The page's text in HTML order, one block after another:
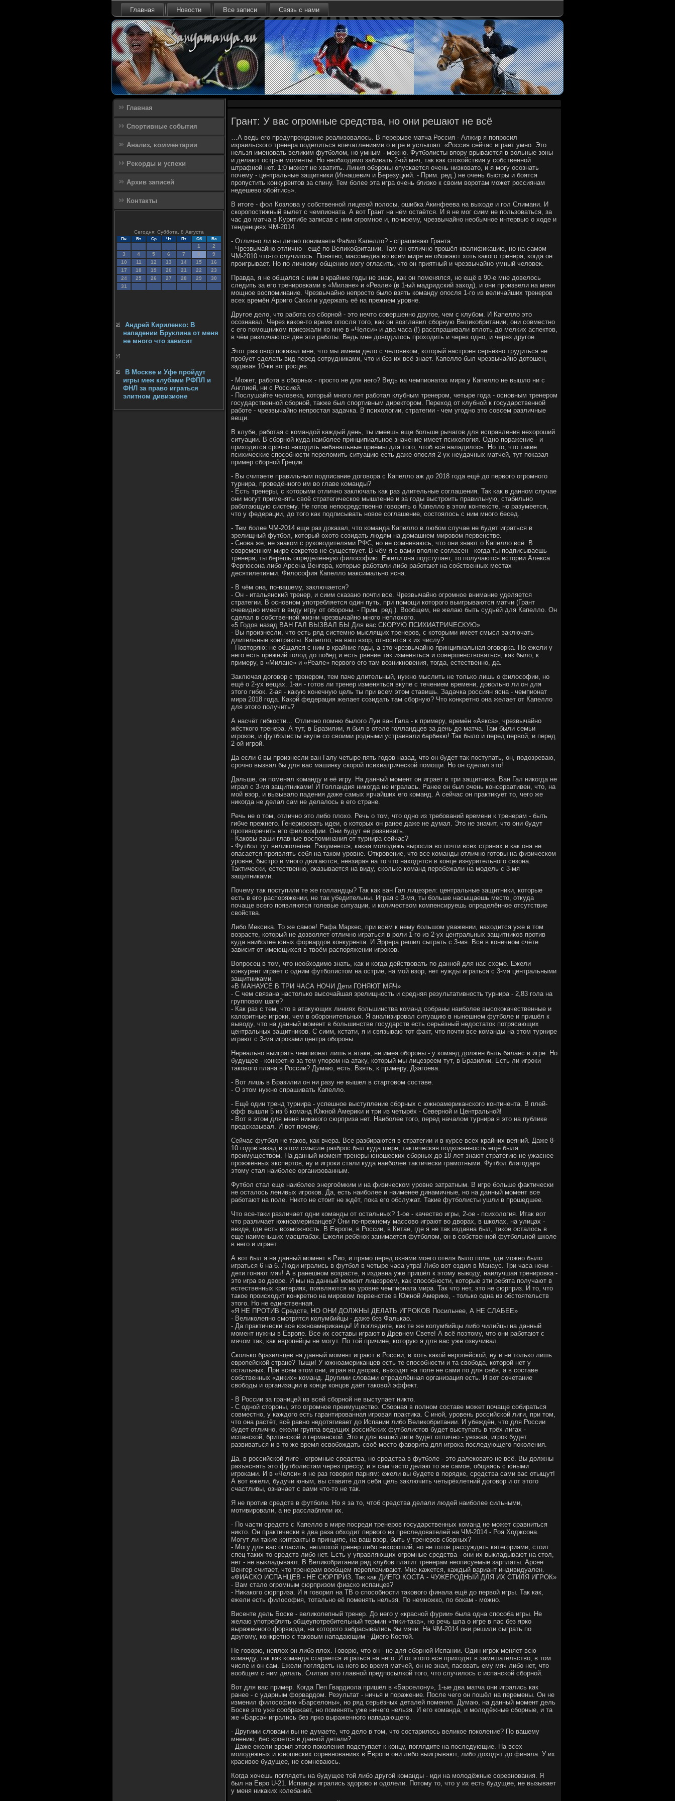
Главная Новости Все записи Связь с нами
Главная
Спортивные события
Анализ, комментарии
Рекорды и успехи
Архив записей
Контакты
Сегодня: Суббота, 8 Августа
Пн Вт Ср Чт Пт Сб Вс
1
2
3
4 5 6 7 8
9
10
11 12 13 14 15
16
17
18 19 20 21 22
23
24
25 26 27 28 29
30
31
Андрей Кириленко: В
нападении Бруклина от меня
не много что зависит
В Москве и Уфе пройдут
игры меж клубами РФПЛ и
ФНЛ за право играться
элитном дивизионе
Грант: У вас огромные средства, но они решают не всё
…А ведь его предупреждение реализовалось. В перерыве матча Россия - Алжир я попросил
израильского тренера поделиться впечатлениями о игре и услышал: «Россия сейчас играет умно. Это
нельзя именовать великим футболом, но умным - можно. Футболисты впору врываются в вольные зоны
и делают острые моменты. Но необходимо забивать 2-ой мяч, так как спокойствия у собственной
штрафной нет. 1:0 может не хватить. Линия обороны опускается очень низковато, и я могу осознать
почему - центральные защитники (Игнашевич и Березуцкий. - Прим. ред.) не очень быстры и боятся
пропустить конкурентов за спину. Тем более эта игра очень близко к своим воротам может россиянам
недешево обойтись».
В итоге - фол Козлова у собственной лицевой полосы, ошибка Акинфеева на выходе и гол Слимани. И
скоропостижный вылет с чемпионата. А вот Грант на нём остаётся. И я не мог сиим не пользоваться, за
час до матча в Куритибе записав с ним огромное и, по-моему, чрезвычайно необычное интервью о ходе и
тенденциях ЧМ-2014.
- Отлично ли вы лично понимаете Фабио Капелло? - спрашиваю Гранта.
- Чрезвычайно отлично - ещё по Великобритании. Там он отлично прошёл квалификацию, но на самом
ЧМ-2010 что-то случилось. Понятно, массмедиа во всём мире не обожают хоть какого тренера, когда он
проигрывает. Но по личному общению могу огласить, что он приятный и чрезвычайно умный человек.
Правда, я не общался с ним в крайние годы не знаю, как он поменялся, но ещё в 90-е мне довелось
следить за его тренировками в «Милане» и «Реале» (в 1-ый мадридский заход), и они произвели на меня
мощное воспоминание. Чрезвычайно непросто было взять команду опосля 1-го из величайших тренеров
всех времён Арриго Сакки и удержать её на прежнем уровне.
Другое дело, что работа со сборной - это нечто совершенно другое, чем с клубом. И Капелло это
осознавал. Через какое-то время опосля того, как он возглавил сборную Великобритании, они совместно
с его помощником приезжали ко мне в «Челси» и два часа (!) расспрашивали вплоть до мелких аспектов,
в чём различаются две эти работы. Ведь мне доводилось проходить и через одно, и через другое.
Этот разговор показал мне, что мы имеем дело с человеком, который настроен серьёзно трудиться не
пробует сделать вид перед сотрудниками, что и без их всё знает. Капелло был чрезвычайно дотошен,
задавая 10-ки вопросцев.
- Может, работа в сборных - просто не для него? Ведь на чемпионатах мира у Капелло не вышло ни с
Англией, ни с Россией.
- Послушайте человека, который много лет работал клубным тренером, четыре года - основным тренером
государственной сборной, также был спортивным директором. Переход от клубной к государственной
работе - чрезвычайно непростая задачка. В психологии, стратегии - чем угодно это совсем различные
вещи.
В клубе, работая с командой каждый день, ты имеешь еще больше рычагов для исправления нехороший
ситуации. В сборной куда наиболее принципиальное значение имеет психология. Одно поражение - и
приходится срочно находить небанальные приёмы для того, чтоб всё наладилось. Но то, что такие
психические способности переломить ситуацию есть даже опосля 2-ух неудачных матчей, тут показал
пример сборной Греции.
- Вы считаете правильным подписание договора с Капелло аж до 2018 года ещё до первого огромного
турнира, проведённого им во главе команды?
- Есть тренеры, с которыми отлично заключать как раз длительные соглашения. Так как в данном случае
они могут применять своё стратегическое мышление и за годы выстроить правильную, стабильно
работающую систему. Не готов непосредственно говорить о Капелло в этом контексте, но разумеется,
что у федерации, до того как подписывать новое соглашение, состоялось с ним много бесед.
- Тем более ЧМ-2014 еще раз доказал, что команда Капелло в любом случае не будет играться в
зрелищный футбол, который охото созидать людям на домашнем мировом первенстве.
- Снова же, не знаком с руководителями РФС, но не сомневаюсь, что они знают о Капелло всё. В
современном мире секретов не существует. В чём я с вами вполне согласен - когда ты подписываешь
тренера, ты берёшь определённую философию. Ежели она подступает, то получаются истории Алекса
Фергюсона либо Арсена Венгера, которые работали либо работают на собственных местах
десятилетиями. Философия Капелло максимально ясна.
- В чём она, по-вашему, заключается?
- Он - итальянский тренер, и сиим сказано почти все. Чрезвычайно огромное внимание уделяется
стратегии. В основном употребляется один путь, при помощи которого выигрываются матчи (Грант
очевидно имеет в виду игру от обороны. - Прим. ред.). Вообщем, не желаю быть судьёй для Капелло. Он
сделал в собственной жизни чрезвычайно много неплохого.
«5 Годов назад ВАН ГАЛ ВЫЗВАЛ БЫ Для вас СКОРУЮ ПСИХИАТРИЧЕСКУЮ»
- Вы произнесли, что есть ряд системно мыслящих тренеров, с которыми имеет смысл заключать
длительные контракты. Капелло, на ваш взор, относится к их числу?
- Повторяю: не общался с ним в крайние годы, а это чрезвычайно принципиальная оговорка. Но ежели у
него есть прежний голод до побед и есть рвение так изменяться и совершенствоваться, как было, к
примеру, в «Милане» и «Реале» первого его там возникновения, тогда, естественно, да.
Заключая договор с тренером, тем паче длительный, нужно мыслить не только лишь о философии, но
ещё о 2-ух вещах. 1-ая - готов ли тренер изменяться вкупе с течением времени, довольно ли он для
этого гибок. 2-ая - какую конечную цель ты при всем этом ставишь. Задачка россиян ясна - чемпионат
мира 2018 года. Какой федерация желает созидать там сборную? Что конкретно она желает от Капелло
для этого получить?
А насчёт гибкости… Отлично помню былого Луи ван Гала - к примеру, времён «Аякса», чрезвычайно
жёсткого тренера. А тут, в Бразилии, я был в отеле голландцев за день до матча. Там были семьи
игроков, и футболисты вкупе со своими родными устраивали барбекю! Так было и перед первой, и перед
2-ой игрой.
Да если б вы произнесли ван Галу четыре-пять годов назад, что он будет так поступать, он, подозреваю,
срочно вызвал бы для вас машинку скорой психиатрической помощи. Но он сделал это!
Дальше, он поменял команду и её игру. На данный момент он играет в три защитника. Ван Гал никогда не
играл с 3-мя защитниками! И Голландия никогда не игралась. Ранее он был очень консервативен, что, на
мой взор, и вызывало падения даже самых ярчайших его команд. А сейчас он практикует то, чего же
никогда не делал сам не делалось в его стране.
Речь не о том, отлично это либо плохо. Речь о том, что одно из требований времени к тренерам - быть
гибче прежнего. Генерировать идеи, о которых он ранее даже не думал. Это не значит, что они будут
противоречить его философии. Они будут её развивать.
- Каковы ваши главные воспоминания от турнира сейчас?
- Футбол тут великолепен. Разумеется, какая молодёжь выросла во почти всех странах и как она не
опасается проявлять себя на таком уровне. Откровение, что все команды отлично готовы на физическом
уровне, быстро и много двигаются, невзирая на то что находятся в конце изнурительного сезона.
Тактически, естественно, оказывается на виду, сколько команд перебежали на модель с 3-мя
защитниками.
Почему так поступили те же голландцы? Так как ван Гал лицезрел: центральные защитники, которые
есть в его распоряжении, не так убедительны. Играя с 3-мя, ты больше насыщаешь место, откуда
почаще всего появляются голевые ситуации, и количеством компенсируешь определённое отсутствие
свойства.
Либо Мексика. То же самое! Рафа Маркес, при всём к нему большом уважении, находится уже в том
возрасте, который не дозволяет отлично играться в роли 1-го из 2-ух центральных защитников против
куда наиболее юных форвардов конкурента. И Эррера решил сыграть с 3-мя. Всё в конечном счёте
зависит от имеющихся в твоём распоряжении игроков.
Вопросец в том, что необходимо знать, как и когда действовать по данной для нас схеме. Ежели
конкурент играет с одним футболистом на острие, на мой взор, нет нужды играться с 3-мя центральными
защитниками.
«В МАНАУСЕ В ТРИ ЧАСА НОЧИ Дети ГОНЯЮТ МЯЧ»
- С чем связана настолько высочайшая зрелищность и средняя результативность турнира - 2,83 гола на
групповом шаге?
- Как раз с тем, что в атакующих линиях большинства команд собраны наиболее высококачественные и
калоритные игроки, чем в оборонительных. Я анализировал ситуацию в нынешнем футболе и пришёл к
выводу, что на данный момент в большинстве государств есть серьёзный недостаток потрясающих
центральных защитников. С сиим, кстати, я и связываю тот факт, что почти все команды на этом турнире
играют с 3-мя игроками центра обороны.
Нереально выиграть чемпионат лишь в атаке, не имея обороны - у команд должен быть баланс в игре. Но
будущее - конкретно за тем упором на атаку, который мы лицезреем тут, в Бразилии. Есть ли игроки
такового плана в России? Думаю, есть. Взять, к примеру, Дзагоева.
- Вот лишь в Бразилии он ни разу не вышел в стартовом составе.
- О этом нужно спрашивать Капелло.
- Ещё один тренд турнира - успешное выступление сборных с южноамериканского континента. В плей-
офф вышли 5 из 6 команд Южной Америки и три из четырёх - Северной и Центральной!
- Вот в этом для меня никакого сюрприза нет. Наиболее того, перед началом турнира я это на публике
предсказывал. И вот почему.
Сейчас футбол не таков, как вчера. Все разбираются в стратегии и в курсе всех крайних веяний. Даже 8-
10 годов назад в этом смысле разброс был куда шире, тактическая подкованность ещё была
преимуществом. На данный момент тренеры юношеских сборных до 18 лет знают стратегию не ужаснее
прожжённых экспертов, ну и игроки стали куда наиболее тактически грамотными. Футбол благодаря
этому стал наиболее организованным.
Футбол стал еще наиболее энергоёмким и на физическом уровне затратным. В игре больше фактически
не осталось ленивых игроков. Да, есть наиболее и наименее динамичные, но на данный момент все
работают на поле. Никто не стоит не ждёт, пока его обслужат. Такие футболисты ушли в прошедшее.
Что все-таки различает одни команды от остальных? 1-ое - качество игры, 2-ое - психология. Итак вот
что различает южноамериканцев? Они по-прежнему массово играют во дворах, в школах, на улицах -
везде, где есть возможность. В Европе, в России, в Китае, где я не так издавна был, такое осталось в
еще наименьших масштабах. Ежели ребёнок занимается футболом, он в собственной футбольной школе
в него и играет.
А вот был я на данный момент в Рио, и прямо перед окнами моего отеля было поле, где можно было
играться 6 на 6. Люди игрались в футбол в четыре часа утра! Либо вот ездил в Манаус. Три часа ночи -
дети гоняют мяч! А в ранешном возрасте, я издавна уже пришёл к этому выводу, наилучшая тренировка -
это игра во дворе. И мы на данный момент лицезреем, как способности, которые эти ребята получают в
естественных критериях, появляются на уровне чемпионата мира. Так что нет, это не сюрприз. И то, что
такое происходит конкретно на мировом первенстве в Южной Америке, - только одна из обстоятельств
этого. Но не единственная.
«Я НЕ ПРОТИВ Средств, НО ОНИ ДОЛЖНЫ ДЕЛАТЬ ИГРОКОВ Посильнее, А НЕ СЛАБЕЕ»
- Великолепно смотрятся колумбийцы - даже без Фалькао.
- Да практически все южноамериканцы! И поглядите, как те же колумбийцы либо чилийцы на данный
момент нужны в Европе. Все их составы играют в Древнем Свете! А всё поэтому, что они работают с
мячом так, как европейцы не могут. По той причине, которую я для вас уже озвучивал.
Сколько бразильцев на данный момент играют в России, в хоть какой европейской, ну и не только лишь
европейской стране? Тыщи! У южноамериканцев есть те способности и та свобода, которой нет у
остальных. При всем этом они, играя во дворах, выходят на поле не сами по для себя, а в составе
собственных «диких» команд. Другими словами определённая организация есть. И вот сочетание
свободы и организации в конце концов даёт таковой эффект.
- В России за границей из всей сборной не выступает никто.
- С одной стороны, это огромное преимущество. Сборная в полном составе может почаще собираться
совместно, у каждого есть гарантированная игровая практика. С иной, уровень российской лиги, при том,
что она растёт, всё равно недотягивает до Испании либо Великобритании. И убеждён, что для России
будет отлично, ежели группа ведущих российских футболистов будет выступать в трёх лигах -
испанской, британской и германской. Это и для вашей лиги будет отлично - уезжая, игрок будет
развиваться и в то же время освобождать своё место фаворита для игрока последующего поколения.
Да, в российской лиге - огромные средства, но средства в футболе - это далековато не всё. Вы должны
разъяснять это футболистам через прессу, и я сам часто делаю то же самое, общаясь с юными
игроками. И в «Челси» я не раз говорил парням: ежели вы будете в порядке, средства сами вас отыщут!
А вот ежели, будучи юным, вы ставите для себя цель заключить четырёхлетний договор и от этого
счастливы, означает с вами что-то не так.
Я не против средств в футболе. Но я за то, чтоб средства делали людей наиболее сильными,
мотивировали, а не расслабляли их.
- По части средств с Капелло в мире посреди тренеров государственных команд не может сравниться
никто. Он практически в два раза обходит первого из преследователей на ЧМ-2014 - Роя Ходжсона.
Могут ли такие контракты в принципе, на ваш взор, быть у тренеров сборных?
- Могу для вас огласить, неплохой тренер либо нехороший, но не готов рассуждать категориями, стоит
спец таких-то средств либо нет. Есть у управляющих огромные средства - они их выкладывают на стол,
нет - не выкладывают. В Великобритании ряд клубов платит тренерам неописуемые зарплаты. Арсен
Венгер считает, что тренерам вообщем переплачивают. Мне кажется, каждый вариант индивидуален.
«ФИАСКО ИСПАНЦЕВ - НЕ СЮРПРИЗ, Так как ДИЕГО КОСТА - ЧУЖЕРОДНЫЙ ДЛЯ ИХ СТИЛЯ ИГРОК»
- Вам стало огромным сюрпризом фиаско испанцев?
- Никакого сюрприза. И я говорил на ТВ о способности такового финала ещё до первой игры. Так как,
ежели есть философия, тотально её поменять нельзя. По немножко, по бокам - можно.
Висенте дель Боске - великолепный тренер. До него у «красной фурии» была одна способа игры. Не
желаю употреблять общеупотребительный термин «тики-така», но речь шла о игре в пас без ярко
выраженного форварда, на которого забрасывались бы мячи. На ЧМ-2014 они решили сыграть по
другому, конкретно с таковым нападающим - Диего Костой.
Не говорю, неплох он либо плох. Говорю, что он - не для сборной Испании. Один игрок меняет всю
команду, так как команда старается играться на него. И от этого все приходят в замешательство, в том
числе и он сам. Ежели поглядеть на него во время матчей, он не знал, пасовать ему мяч либо нет, что
вообщем с ним делать. Считаю это главной предпосылкой того, что случилось с испанской сборной.
Вот для вас пример. Когда Пеп Гвардиола пришёл в «Барселону», 1-ые два матча они игрались как
ранее - с ударным форвардом. Результат - ничья и поражение. После чего он пошёл на перемены. Он не
изменил философию «Барселоны», но ряд серьёзных деталей поменял. Думаю, на данный момент дель
Боске это уже соображает, но поменять уже ничего нельзя. И его команда, и молодёжные сборные, и та
же «Барса» игрались без ярко выраженного нападающего.
- Другими словами вы не думаете, что дело в том, что состарилось великое поколение? По вашему
мнению, бес кроется в данной детали?
- Даже ежели время этого поколения подступает к концу, поглядите на последующие. На всех
молодёжных и юношеских соревнованиях в Европе они либо выигрывают, либо доходят до финала. У их
красивое будущее, не сомневаюсь.
Когда хочешь поглядеть на будущее той либо другой команды - иди на молодёжные соревнования. Я
был на Евро U-21. Испанцы игрались здорово и одолели. Потому то, что у их есть будущее, не вызывает
у меня никаких колебаний.